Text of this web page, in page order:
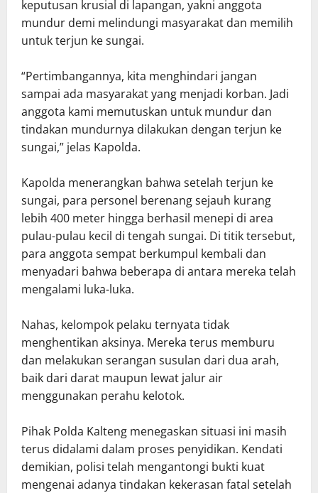
keputusan krusial di lapangan, yakni anggota
mundur demi melindungi masyarakat dan memilih
untuk terjun ke sungai.
“Pertimbangannya, kita menghindari jangan
sampai ada masyarakat yang menjadi korban. Jadi
anggota kami memutuskan untuk mundur dan
tindakan mundurnya dilakukan dengan terjun ke
sungai,” jelas Kapolda.
Kapolda menerangkan bahwa setelah terjun ke
sungai, para personel berenang sejauh kurang
lebih 400 meter hingga berhasil menepi di area
pulau-pulau kecil di tengah sungai. Di titik tersebut,
para anggota sempat berkumpul kembali dan
menyadari bahwa beberapa di antara mereka telah
mengalami luka-luka.
Nahas, kelompok pelaku ternyata tidak
menghentikan aksinya. Mereka terus memburu
dan melakukan serangan susulan dari dua arah,
baik dari darat maupun lewat jalur air
menggunakan perahu kelotok.
Pihak Polda Kalteng menegaskan situasi ini masih
terus didalami dalam proses penyidikan. Kendati
demikian, polisi telah mengantongi bukti kuat
mengenai adanya tindakan kekerasan fatal setelah